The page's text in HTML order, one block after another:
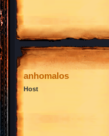
anhomalos
Host